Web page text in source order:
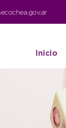
Inicio